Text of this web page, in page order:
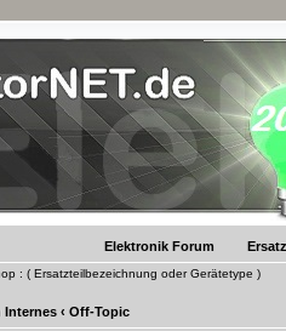
Elektronik Forum
: ( Ersatzteilbezeichnung oder Gerätetype )
Internes ‹ Off-Topic